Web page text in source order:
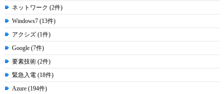
ネットワーク (2件)
Windows7 (13件)
アクシズ (1件)
Google (7件)
要素技術 (2件)
緊急入電 (18件)
Azure (194件)